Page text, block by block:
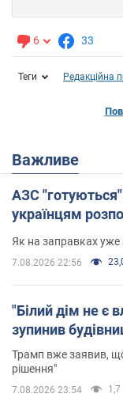
6 33
Теги Редакційна
Важливе
АЗС "готуються"
українцям
Як на заправках уже
7.08.2026 22:56
"Білий дім не є
зупинив
Трамп вже заявив,
рішення"
7.08.2026 23:54 1,7